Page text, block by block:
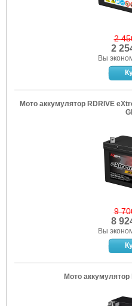
2
2
Вы
Мото аккумулятор RDRIVE
9
8
Вы
Мото